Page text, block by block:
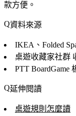
款方便。
資料來源
IKEA、Folded
桌遊收藏家社群
PTT BoardGame
延伸閱讀
桌遊規則怎麼讀